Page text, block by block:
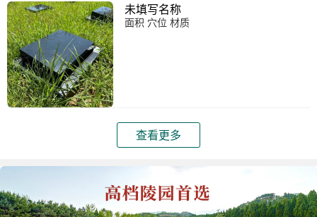
未填写名称
面积 穴位 材质
查看更多